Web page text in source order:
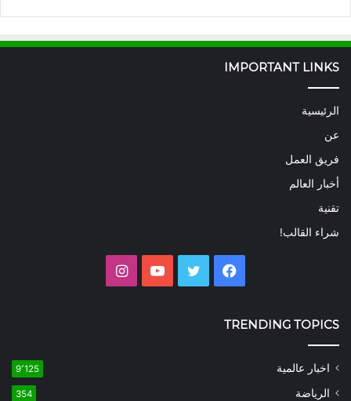
IMPORTANT LINKS
الرئيسية
عن
فريق العمل
أخبار العالم
تقنية
شراء القالب!
فيسبوك تويتر يوتيوب
TRENDING TOPICS
اخبار عالمية 9٬125
الرياضة 354